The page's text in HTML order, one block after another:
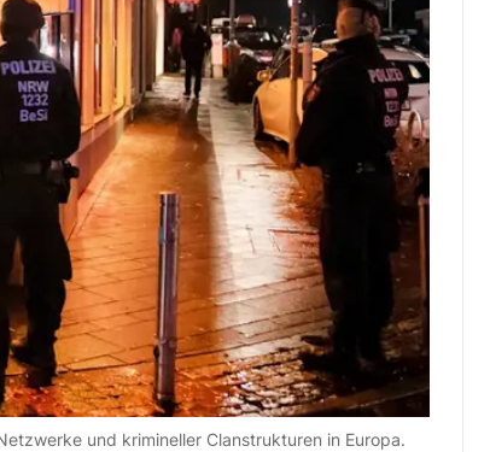
und krimineller Clanstrukturen in Europa.